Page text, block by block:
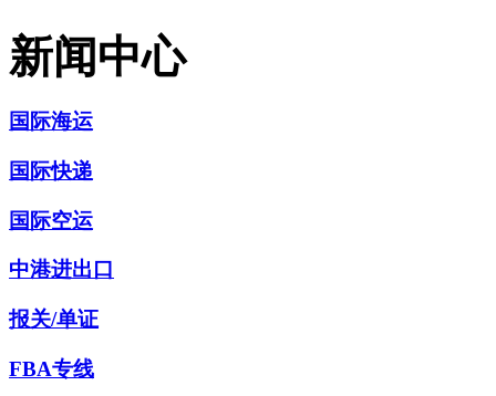
新闻中心
国际海运
国际快递
国际空运
中港进出口
报关/单证
FBA专线